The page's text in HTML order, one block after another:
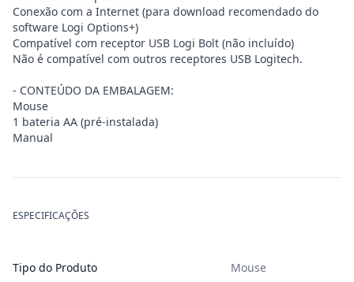
Conexão com a Internet (para download recomendado do
software Logi Options+)
Compatível com receptor USB Logi Bolt (não incluído)
Não é compatível com outros receptores USB Logitech.
- CONTEÚDO DA EMBALAGEM:
Mouse
1 bateria AA (pré-instalada)
Manual
ESPECIFICAÇÕES
Tipo do Produto Mouse